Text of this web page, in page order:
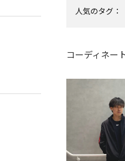
人気のタグ：
コーディネー